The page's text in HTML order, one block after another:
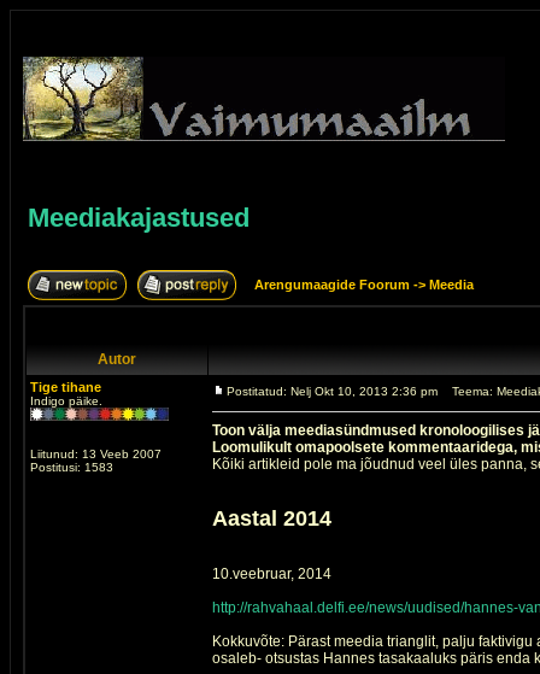
Meediakajastused
Arengumaagide Foorum -> Meedia
Autor
Tige tihane
Indigo päike.
Liitunud: 13 Veeb 2007
Postitusi: 1583
Postitatud: Nelj Okt 10, 2013 2:36 pm Teema:
Toon välja meediasündmused kronoloogilises
Loomulikult omapoolsete kommentaaridega,
Kõiki artikleid pole ma jõudnud veel üles panna,
Aastal 2014
10.veebruar, 2014
http://rahvahaal.delfi.ee/news/uudised/hannes-
Kokkuvõte: Pärast meedia trianglit, palju
osaleb- otsustas Hannes tasakaaluks päris